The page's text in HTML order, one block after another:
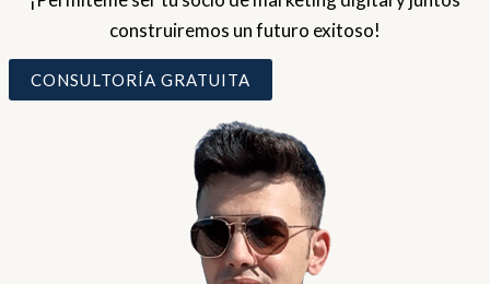
construiremos un futuro exitoso!
CONSULTORÍA GRATUITA